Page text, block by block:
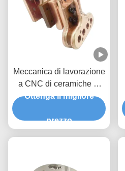
Meccanica di lavorazione
a CNC di ceramiche al
carburo di silicio
Ottenga il migliore
prezzo